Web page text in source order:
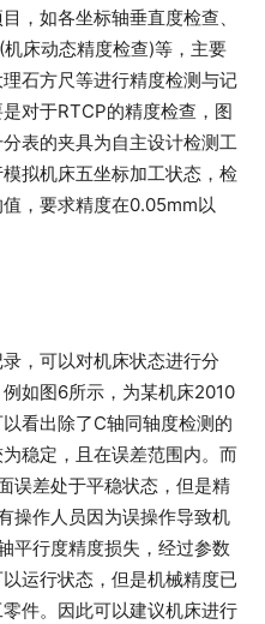
，如各坐标轴垂直度检查、
床动态精度检查)等，主要
石方尺等进行精度检测与记
对于RTCP的精度检查，图
表的夹具为自主设计检测工
拟机床五坐标加工状态，检
，要求精度在0.05mm以
，可以对机床状态进行分
如图6所示，为某机床2010
看出除了C轴同轴度检测的
稳定，且在误差范围内。而
误差处于平稳状态，但是精
操作人员因为误操作导致机
平行度精度损失，经过参数
运行状态，但是机械精度已
件。因此可以建议机床进行